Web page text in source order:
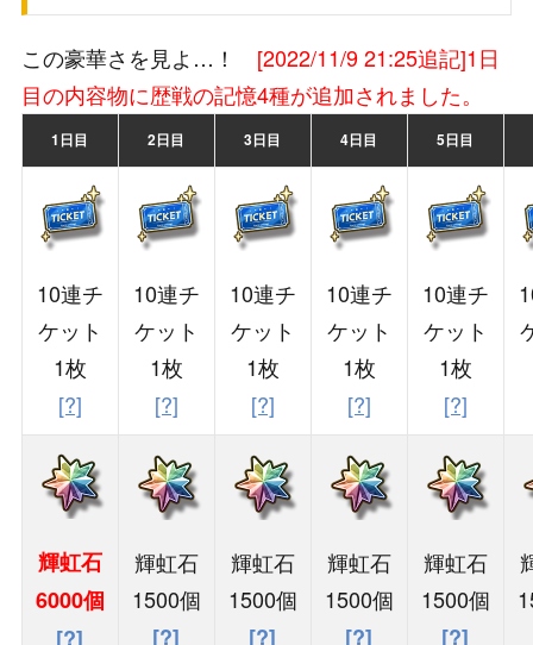
この豪華さを見よ…！ [2022/11/9 21:25追記]1日
目の内容物に歴戦の記憶4種が追加されました。
1日目 2日目 3日目 4日目 5日目
10連チ
ケット
1枚
[?]
10連チ
ケット
1枚
[?]
10連チ
ケット
1枚
[?]
10連チ
ケット
1枚
[?]
10連チ
ケット
1枚
[?]
輝虹石
6000個
[?]
輝虹石
1500個
[?]
輝虹石
1500個
[?]
輝虹石
1500個
[?]
輝虹石
1500個
[?]